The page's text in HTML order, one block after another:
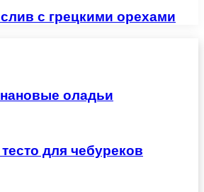
с грецкими орехами
оладьи
для чебуреков